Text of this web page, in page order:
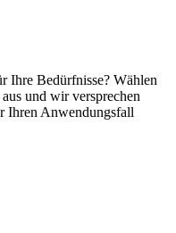
Ihre Bedürfnisse? Wählen
und wir versprechen
Ihren Anwendungsfall